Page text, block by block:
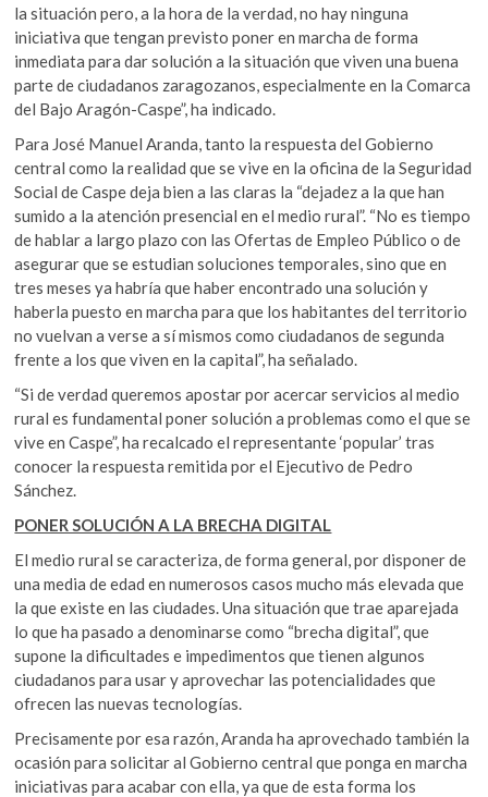
la situación pero, a la hora de la verdad, no hay ninguna
iniciativa que tengan previsto poner en marcha de forma
inmediata para dar solución a la situación que viven una buena
parte de ciudadanos zaragozanos, especialmente en la Comarca
del Bajo Aragón-Caspe”, ha indicado.
Para José Manuel Aranda, tanto la respuesta del Gobierno
central como la realidad que se vive en la oficina de la Seguridad
Social de Caspe deja bien a las claras la “dejadez a la que han
sumido a la atención presencial en el medio rural”. “No es tiempo
de hablar a largo plazo con las Ofertas de Empleo Público o de
asegurar que se estudian soluciones temporales, sino que en
tres meses ya habría que haber encontrado una solución y
haberla puesto en marcha para que los habitantes del territorio
no vuelvan a verse a sí mismos como ciudadanos de segunda
frente a los que viven en la capital”, ha señalado.
“Si de verdad queremos apostar por acercar servicios al medio
rural es fundamental poner solución a problemas como el que se
vive en Caspe”, ha recalcado el representante ‘popular’ tras
conocer la respuesta remitida por el Ejecutivo de Pedro
Sánchez.
PONER SOLUCIÓN A LA BRECHA DIGITAL
El medio rural se caracteriza, de forma general, por disponer de
una media de edad en numerosos casos mucho más elevada que
la que existe en las ciudades. Una situación que trae aparejada
lo que ha pasado a denominarse como “brecha digital”, que
supone la dificultades e impedimentos que tienen algunos
ciudadanos para usar y aprovechar las potencialidades que
ofrecen las nuevas tecnologías.
Precisamente por esa razón, Aranda ha aprovechado también la
ocasión para solicitar al Gobierno central que ponga en marcha
iniciativas para acabar con ella, ya que de esta forma los